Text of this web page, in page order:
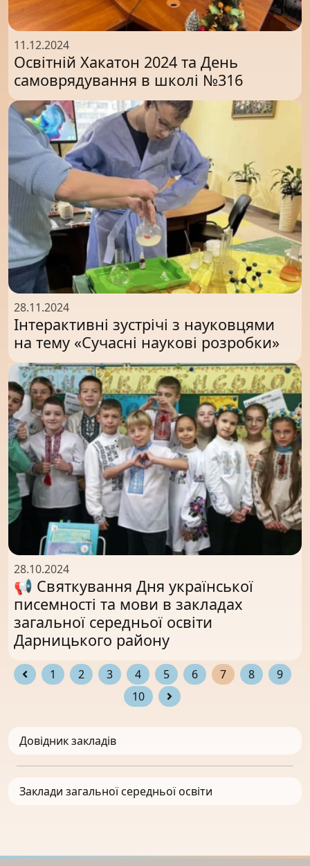
11.12.2024
Освітній Хакатон 2024 та День
самоврядування в школі №316
28.11.2024
Інтерактивні зустрічі з науковцями
на тему «Сучасні наукові розробки»
28.10.2024
📢 Святкування Дня української
писемності та мови в закладах
загальної середньої освіти
Дарницького району
1 2 3 4 5 6 7 8
9
10
Довідник закладів
Заклади загальної середньої освіти